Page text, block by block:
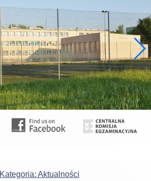
Kategoria: Aktualności